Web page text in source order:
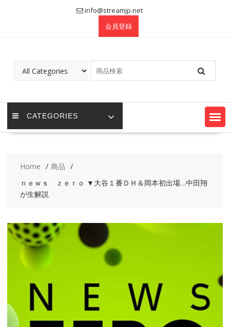
info@streamjp.net
会員登録
CATEGORIES
Home
商品
ｎｅｗｓ ｚｅｒｏ ▼大谷１番ＤＨ＆岡本初出場…中田翔
が生解説